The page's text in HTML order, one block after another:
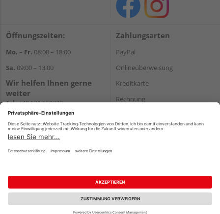
Öffnungszeiten:
Mo. – Fr. 08:00 – 18:00
Sa. 09:00 – 13:00
Wir helfen Ihnen gerne
weiter
Tel.:+49 521 560320
E-Mail:shop@holzland-
brinkmann.de
Zahlungsarten
PayPal
Onlineüberweisung
Kreditkarte
Rechnung
Versand
Impressum AGB Widerruf
Datenschutz
Reservierungsbedingungen
Vertrag widerrufen